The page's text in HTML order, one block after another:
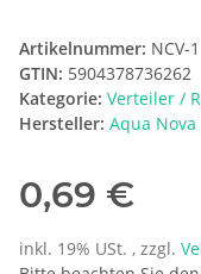
Artikelnummer: NCV-1
GTIN: 5904378736262
Kategorie: Verteiler /
Hersteller: Aqua Nova
0,69 €
inkl. 19% USt. , zzgl.